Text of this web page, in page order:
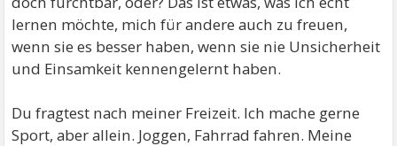
lernen möchte, mich für andere auch zu freuen,
wenn sie es besser haben, wenn sie nie Unsicherheit
und Einsamkeit kennengelernt haben.
Du fragtest nach meiner Freizeit. Ich mache gerne
Sport, aber allein. Joggen, Fahrrad fahren. Meine